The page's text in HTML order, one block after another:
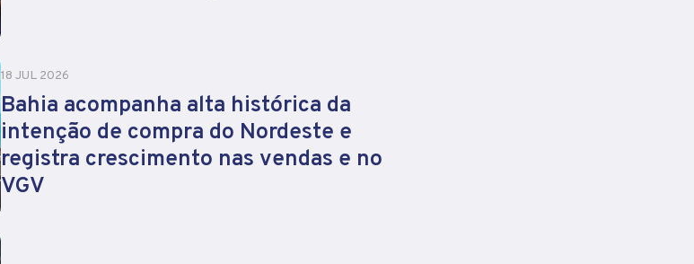
18 JUL 2026
Bahia acompanha alta histórica da
intenção de compra do Nordeste e
registra crescimento nas vendas e no
VGV